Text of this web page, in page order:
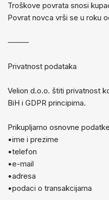
Troškove povrata snosi
Povrat novca vrši se u roku
⸻
Privatnost podataka
Velion d.o.o. štiti privatnost
BiH i GDPR principima.
Prikupljamo osnovne
•ime i prezime
•telefon
•e-mail
•adresa
•podaci o transakcijama